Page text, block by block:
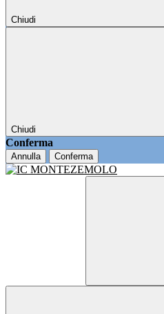
Chiudi
Chiudi
Conferma
Annulla Conferma